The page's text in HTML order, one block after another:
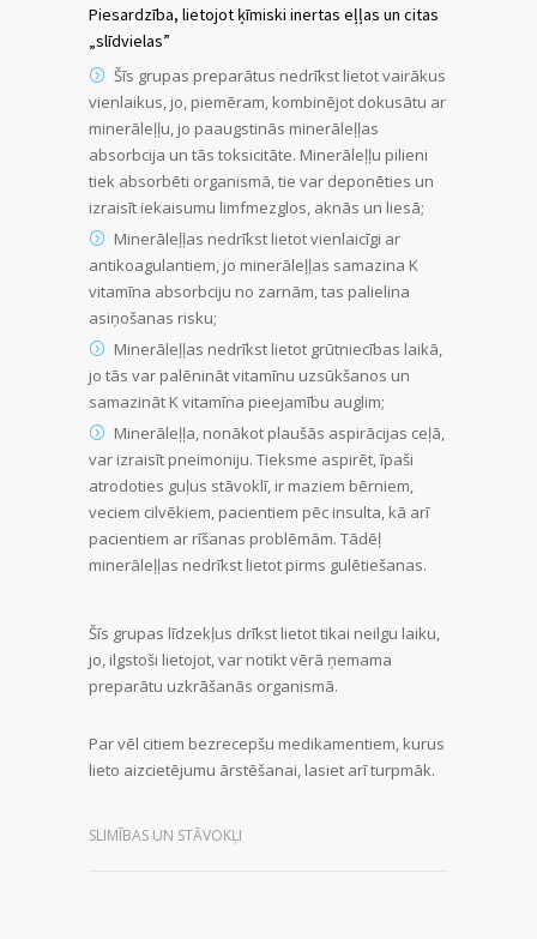
Piesardzība, lietojot ķīmiski inertas eļļas un citas
„slīdvielas”
Šīs grupas preparātus nedrīkst lietot vairākus
vienlaikus, jo, piemēram, kombinējot dokusātu ar
minerāleļļu, jo paaugstinās minerāleļļas
absorbcija un tās toksicitāte. Minerāleļļu pilieni
tiek absorbēti organismā, tie var deponēties un
izraisīt iekaisumu limfmezglos, aknās un liesā;
Minerāleļļas nedrīkst lietot vienlaicīgi ar
antikoagulantiem, jo minerāleļļas samazina K
vitamīna absorbciju no zarnām, tas palielina
asiņošanas risku;
Minerāleļļas nedrīkst lietot grūtniecības laikā,
jo tās var palēnināt vitamīnu uzsūkšanos un
samazināt K vitamīna pieejamību auglim;
Minerāleļļa, nonākot plaušās aspirācijas ceļā,
var izraisīt pneimoniju. Tieksme aspirēt, īpaši
atrodoties guļus stāvoklī, ir maziem bērniem,
veciem cilvēkiem, pacientiem pēc insulta, kā arī
pacientiem ar rīšanas problēmām. Tādēļ
minerāleļļas nedrīkst lietot pirms gulētiešanas.
Šīs grupas līdzekļus drīkst lietot tikai neilgu laiku,
jo, ilgstoši lietojot, var notikt vērā ņemama
preparātu uzkrāšanās organismā.
Par vēl citiem bezrecepšu medikamentiem, kurus
lieto aizcietējumu ārstēšanai, lasiet arī turpmāk.
SLIMĪBAS UN STĀVOKĻI